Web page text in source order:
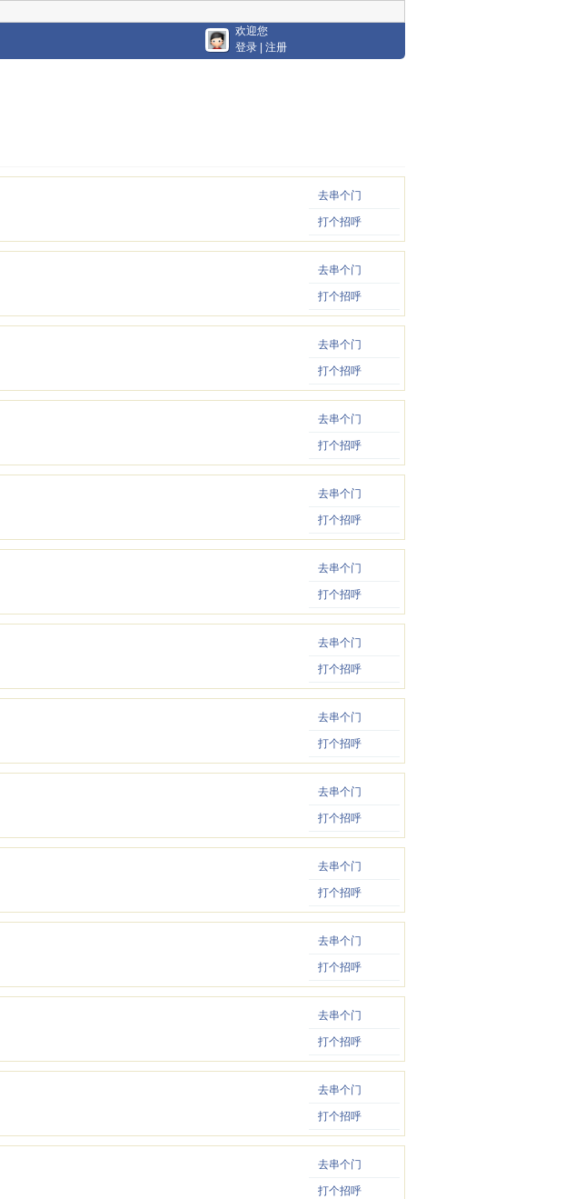
欢迎您
登录
注册
去串个门
打个招呼
去串个门
打个招呼
去串个门
打个招呼
去串个门
打个招呼
去串个门
打个招呼
去串个门
打个招呼
去串个门
打个招呼
去串个门
打个招呼
去串个门
打个招呼
去串个门
打个招呼
去串个门
打个招呼
去串个门
打个招呼
去串个门
打个招呼
去串个门
打个招呼